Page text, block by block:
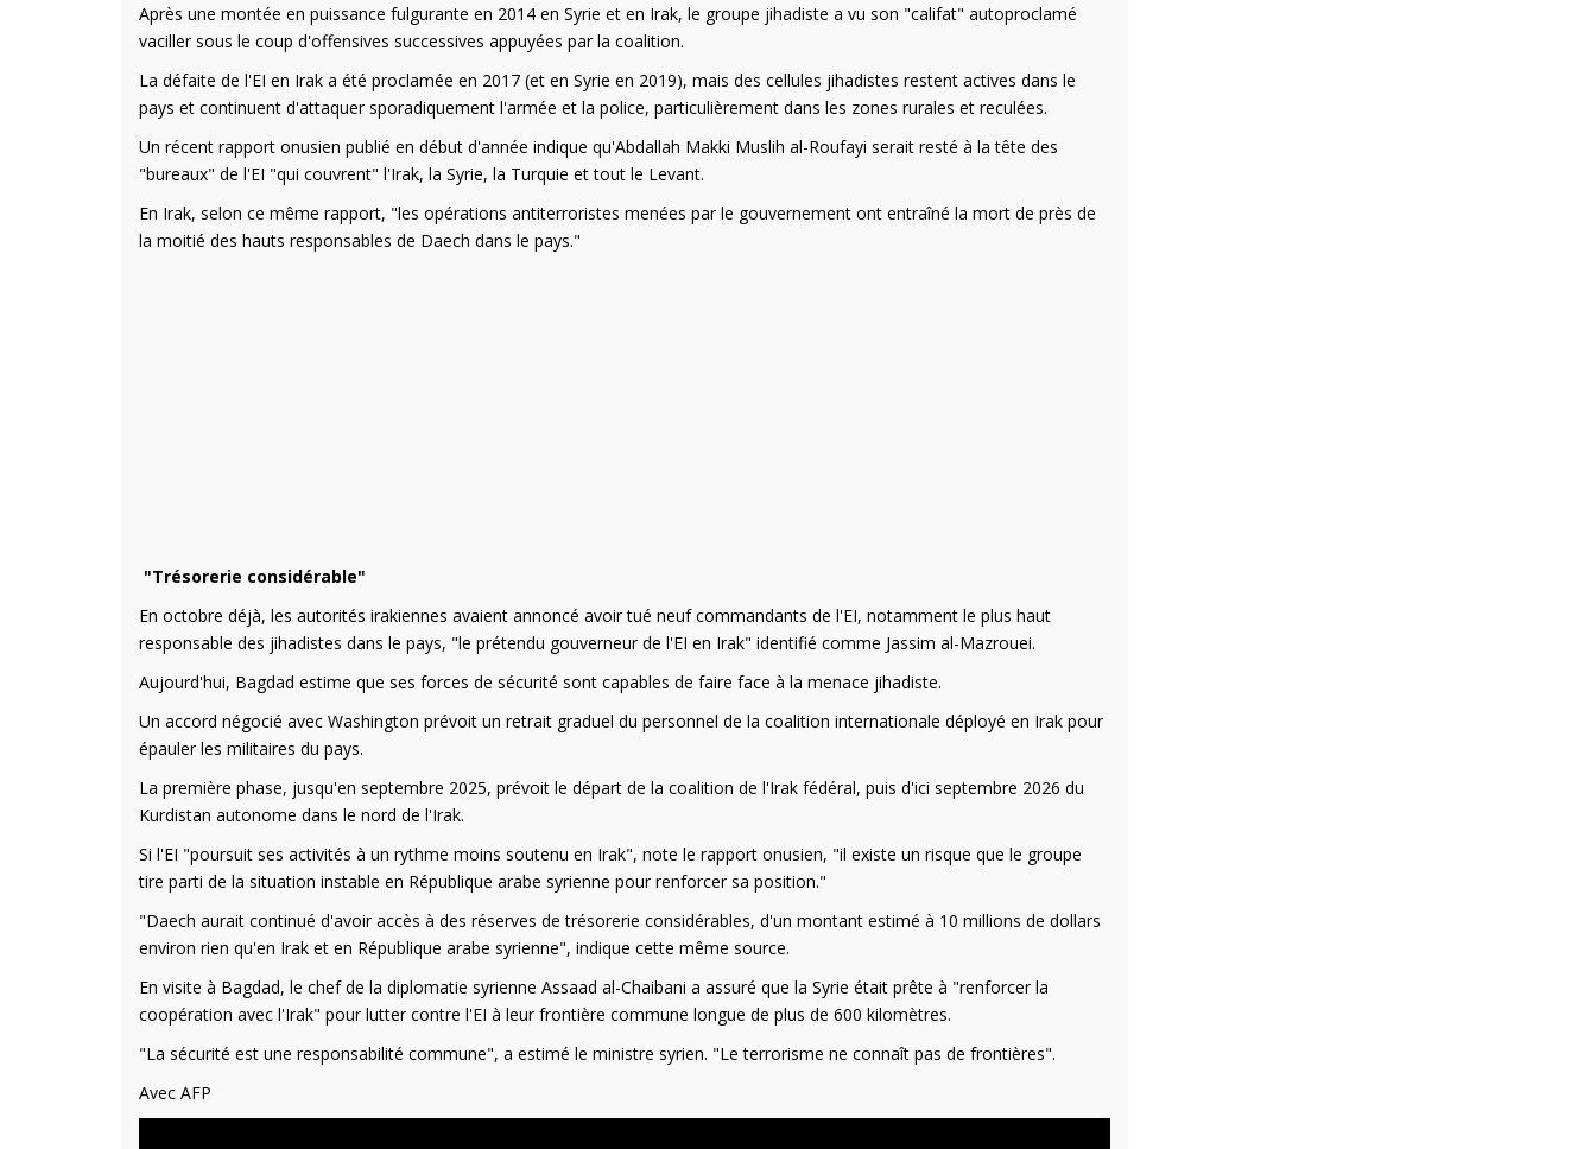
Après une montée en puissance fulgurante en 2014 en Syrie et en Irak, le groupe jihadiste a vu son "califat" autoproclamé
vaciller sous le coup d'offensives successives appuyées par la coalition.
La défaite de l'EI en Irak a été proclamée en 2017 (et en Syrie en 2019), mais des cellules jihadistes restent actives dans le
pays et continuent d'attaquer sporadiquement l'armée et la police, particulièrement dans les zones rurales et reculées.
Un récent rapport onusien publié en début d'année indique qu'Abdallah Makki Muslih al-Roufayi serait resté à la tête des
"bureaux" de l'EI "qui couvrent" l'Irak, la Syrie, la Turquie et tout le Levant.
En Irak, selon ce même rapport, "les opérations antiterroristes menées par le gouvernement ont entraîné la mort de près de
la moitié des hauts responsables de Daech dans le pays."
"Trésorerie considérable"
En octobre déjà, les autorités irakiennes avaient annoncé avoir tué neuf commandants de l'EI, notamment le plus haut
responsable des jihadistes dans le pays, "le prétendu gouverneur de l'EI en Irak" identifié comme Jassim al-Mazrouei.
Aujourd'hui, Bagdad estime que ses forces de sécurité sont capables de faire face à la menace jihadiste.
Un accord négocié avec Washington prévoit un retrait graduel du personnel de la coalition internationale déployé en Irak pour
épauler les militaires du pays.
La première phase, jusqu'en septembre 2025, prévoit le départ de la coalition de l'Irak fédéral, puis d'ici septembre 2026 du
Kurdistan autonome dans le nord de l'Irak.
Si l'EI "poursuit ses activités à un rythme moins soutenu en Irak", note le rapport onusien, "il existe un risque que le groupe
tire parti de la situation instable en République arabe syrienne pour renforcer sa position."
"Daech aurait continué d'avoir accès à des réserves de trésorerie considérables, d'un montant estimé à 10 millions de dollars
environ rien qu'en Irak et en République arabe syrienne", indique cette même source.
En visite à Bagdad, le chef de la diplomatie syrienne Assaad al-Chaibani a assuré que la Syrie était prête à "renforcer la
coopération avec l'Irak" pour lutter contre l'EI à leur frontière commune longue de plus de 600 kilomètres.
"La sécurité est une responsabilité commune", a estimé le ministre syrien. "Le terrorisme ne connaît pas de frontières".
Avec AFP